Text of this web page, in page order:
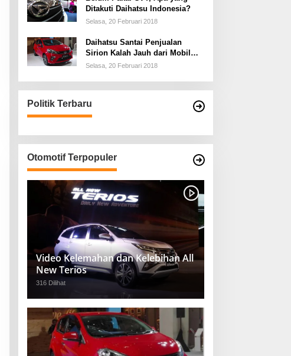
Ditakuti Daihatsu Indonesia?
Selasa, 20 Februari 2018
Daihatsu Santai Penjualan
Sirion Kalah Jauh dari Mobil
LCGC
Selasa, 20 Februari 2018
Politik Terbaru
Otomotif Terpopuler
Video Kelemahan dan Kelebihan All
New Terios
316 Dilihat